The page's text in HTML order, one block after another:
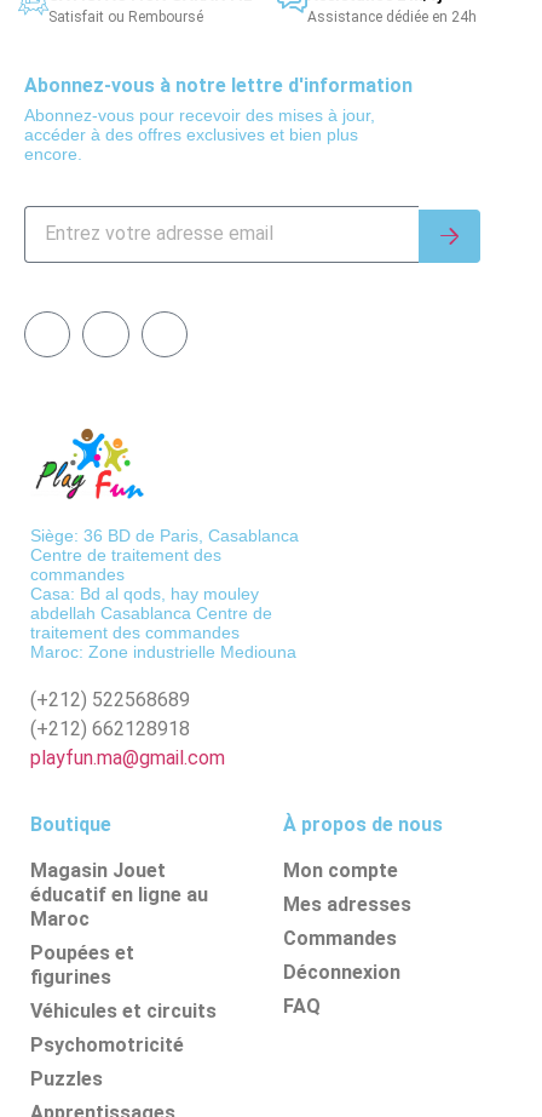
Satisfait ou Remboursé Assistance dédiée en 24h
Abonnez-vous à notre lettre d'information
Abonnez-vous pour recevoir des mises à jour,
accéder à des offres exclusives et bien plus
encore.
Siège: 36 BD de Paris, Casablanca
Centre de traitement des
commandes
Casa: Bd al qods, hay mouley
abdellah Casablanca Centre de
traitement des commandes
Maroc: Zone industrielle Mediouna
(+212) 522568689
(+212) 662128918
playfun.ma@gmail.com
Boutique
Magasin Jouet
éducatif en ligne au
Maroc
Poupées et
figurines
Véhicules et circuits
Psychomotricité
Puzzles
Apprentissages
À propos de nous
Mon compte
Mes adresses
Commandes
Déconnexion
FAQ